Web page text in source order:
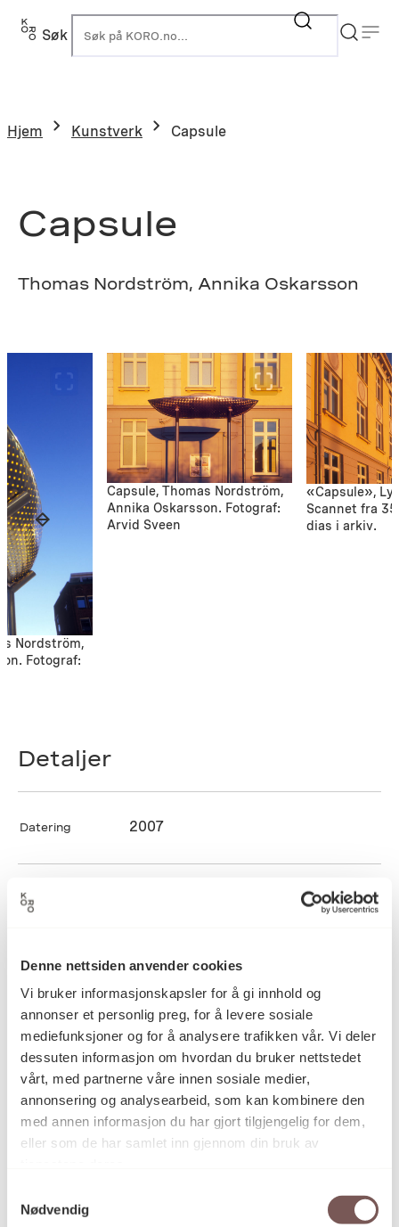
Denne nettsiden anvender cookies
Vi bruker informasjonskapsler for å gi innhold og
annonser et personlig preg, for å levere sosiale
mediefunksjoner og for å analysere trafikken vår. Vi deler
dessuten informasjon om hvordan du bruker nettstedet
vårt, med partnerne våre innen sosiale medier,
annonsering og analysearbeid, som kan kombinere den
med annen informasjon du har gjort tilgjengelig for dem,
eller som de har samlet inn gjennom din bruk av
Nødvendig
Hopp
Søk
Hjem Kunstverk Capsule
Capsule
Thomas Nordström, Annika Oskarsson
Nordström,
Fotograf:
Capsule, Thomas Nordström,
Annika Oskarsson. Fotograf:
Arvid Sveen
«Capsule»,
Scannet fra
dias i arkiv.
Detaljer
Datering 2007
Kunstnere
Kategori
Formbøying, Lysinstallasjon, Metall,
Perforering, Skulptur, Sveising,
Uterom, Valsing
Teknikk og
materiale
Laserskåret rustfritt stålplate,
overlappende vekter, fletting og
perforering for å skape ornamentikk